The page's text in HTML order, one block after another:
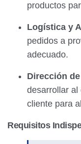
productos
Logística y
pedidos a
adecuado.
Dirección
desarrollar al
cliente para
Requisitos